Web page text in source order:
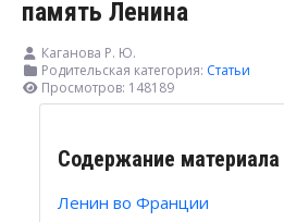
память Ленина
Каганова Р. Ю.
Родительская категория: Статьи
Просмотров: 148189
Содержание материала
Ленин во Франции